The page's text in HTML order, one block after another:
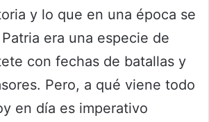
y lo que en una época se
era una especie de
con fechas de batallas y
Pero, a qué viene todo
en día es imperativo